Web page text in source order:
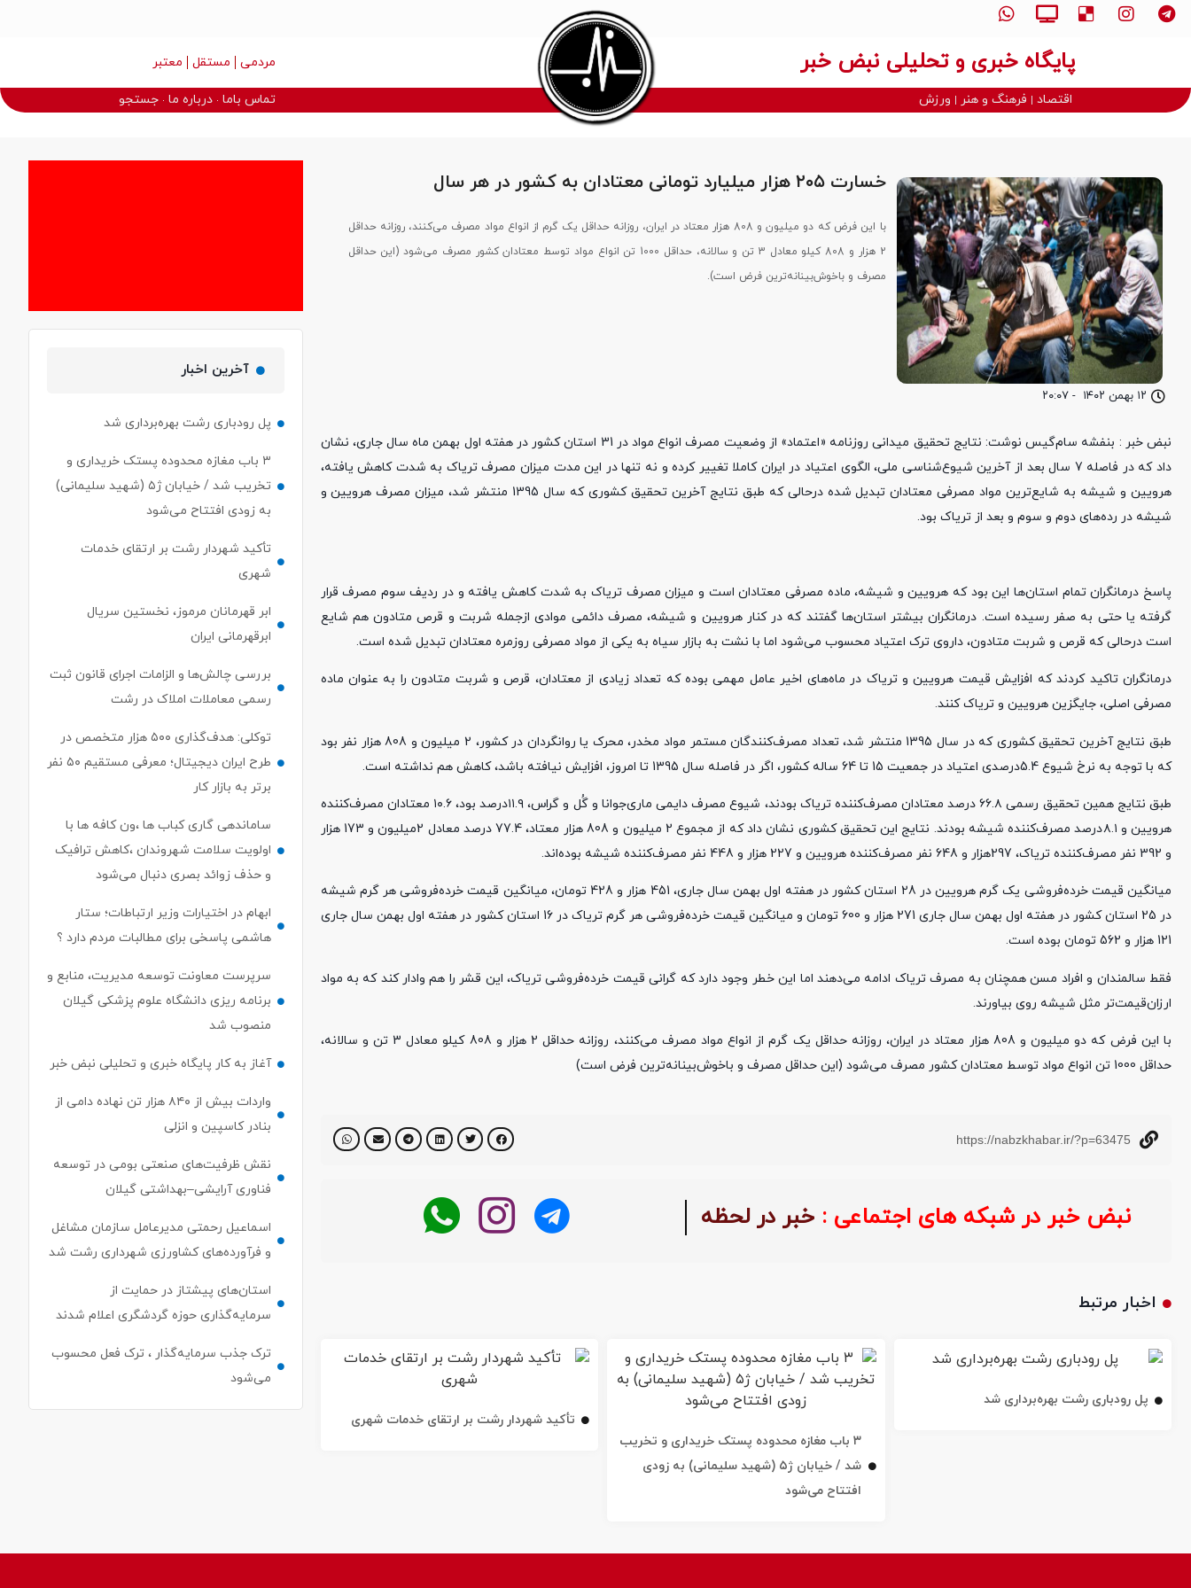
پایگاه خبری و تحلیلی نبض خبر مردمی مستقل معتبر
اقتصاد فرهنگ و هنر ورزش تماس باما درباره ما جستجو
۱۲ بهمن ۱۴۰۲ - ۲۰:۰۷
خسارت ۲۰۵ هزار میلیارد تومانی معتادان به کشور در هر سال
با این فرض که دو میلیون و 808 هزار معتاد در ایران، روزانه حداقل یک گرم از انواع مواد مصرف می‌کنند، روزانه حداقل
2 هزار و 808 کیلو معادل 3 تن و سالانه، حداقل 1000 تن انواع مواد توسط معتادان کشور مصرف می‌شود (این حداقل
مصرف و باخوش‌بینانه‌ترین فرض است).
نبض خبر : بنفشه سام‌گیس نوشت: نتایج تحقیق میدانی روزنامه «اعتماد» از وضعیت مصرف انواع مواد در 31 استان کشور در هفته اول بهمن ماه سال جاری، نشان
داد که در فاصله 7 سال بعد از آخرین شیوع‌شناسی ملی، الگوی اعتیاد در ایران کاملا تغییر کرده و نه تنها در این مدت میزان مصرف تریاک به ‌شدت کاهش یافته،
هرویین و شیشه به شایع‌ترین مواد مصرفی معتادان تبدیل شده درحالی که طبق نتایج آخرین تحقیق کشوری که سال 1395 منتشر شد، میزان مصرف هرویین و
شیشه در رده‌های دوم و سوم و بعد از تریاک بود.
پاسخ درمانگران تمام استان‌ها این بود که هرویین و شیشه، ماده مصرفی معتادان است و میزان مصرف تریاک به‌ شدت کاهش یافته و در ردیف سوم مصرف قرار
گرفته یا حتی به صفر رسیده است. درمانگران بیشتر استان‌ها گفتند که در کنار هرویین و شیشه، مصرف دائمی موادی ازجمله شربت و قرص متادون هم شایع
است درحالی که قرص و شربت متادون، داروی ترک اعتیاد محسوب می‌شود اما با نشت به بازار سیاه به یکی از مواد مصرفی روزمره معتادان تبدیل شده است.
درمانگران تاکید کردند که افزایش قیمت هرویین و تریاک در ماه‌های اخیر عامل مهمی بوده که تعداد زیادی از معتادان، قرص و شربت متادون را به عنوان ماده
مصرفی اصلی، جایگزین هرویین و تریاک کنند.
طبق نتایج آخرین تحقیق کشوری که در سال 1395 منتشر شد، تعداد مصرف‌کنندگان مستمر مواد مخدر، محرک یا روانگردان در کشور، 2 میلیون و 808 هزار نفر بود
که با توجه به نرخ شیوع 5.4درصدی اعتیاد در جمعیت 15 تا 64 ساله کشور، اگر در فاصله سال 1395 تا امروز، افزایش نیافته باشد، کاهش هم نداشته است.
طبق نتایج همین تحقیق رسمی ۶۶.۸ درصد معتادان مصرف‌کننده تریاک بودند، شیوع مصرف دایمی ماری‌جوانا و گُل و گراس، ۱۱.۹درصد بود، ۱۰.۶ معتادان مصرف‌کننده
هرویین و ۸.۱درصد مصرف‌کننده شیشه بودند. نتایج این تحقیق کشوری نشان داد که از مجموع 2 میلیون و 808 هزار معتاد، 77.4 درصد معادل 2میلیون و 173 هزار
و 392 نفر مصرف‌کننده تریاک، 297هزار و 648 نفر مصرف‌کننده هرویین و 227 هزار و 448 نفر مصرف‌کننده شیشه بوده‌اند.
میانگین قیمت خرده‌فروشی یک گرم هرویین در 28 استان کشور در هفته اول بهمن سال جاری، 451 هزار و 428 تومان، میانگین قیمت خرده‌فروشی هر گرم شیشه
در 25 استان کشور در هفته اول بهمن سال جاری 271 هزار و 600 تومان و میانگین قیمت خرده‌فروشی هر گرم تریاک در 16 استان کشور در هفته اول بهمن سال جاری
121 هزار و 562 تومان بوده است.
فقط سالمندان و افراد مسن همچنان به مصرف تریاک ادامه می‌دهند اما این خطر وجود دارد که گرانی قیمت خرده‌فروشی تریاک، این قشر را هم وادار کند که به مواد
ارزان‌قیمت‌تر مثل شیشه روی بیاورند.
با این فرض که دو میلیون و 808 هزار معتاد در ایران، روزانه حداقل یک گرم از انواع مواد مصرف می‌کنند، روزانه حداقل 2 هزار و 808 کیلو معادل 3 تن و سالانه،
حداقل 1000 تن انواع مواد توسط معتادان کشور مصرف می‌شود (این حداقل مصرف و باخوش‌بینانه‌ترین فرض است)
https://nabzkhabar.ir/?p=63475
نبض خبر در شبکه های اجتماعی : خبر در لحظه
اخبار مرتبط
پل رودباری رشت بهره‌برداری شد
۳ باب مغازه محدوده پستک خریداری و تخریب
شد / خیابان ژ۵ (شهید سلیمانی) به زودی
افتتاح می‌شود
تأکید شهردار رشت بر ارتقای خدمات شهری
آخرین اخبار
پل رودباری رشت بهره‌برداری شد
۳ باب مغازه محدوده پستک خریداری و
تخریب شد / خیابان ژ۵ (شهید سلیمانی)
به زودی افتتاح می‌شود
تأکید شهردار رشت بر ارتقای خدمات
شهری
ابر قهرمانان مرموز، نخستین سریال
ابرقهرمانی ایران
بررسی چالش‌ها و الزامات اجرای قانون ثبت
رسمی معاملات املاک در رشت
توکلی: هدف‌گذاری ۵۰۰ هزار متخصص در
طرح ایران دیجیتال؛ معرفی مستقیم ۵۰ نفر
برتر به بازار کار
ساماندهی گاری کباب ها ،ون کافه ها با
اولویت سلامت شهروندان ،کاهش ترافیک
و حذف زوائد بصری دنبال می‌شود
ابهام در اختیارات وزیر ارتباطات؛ ستار
هاشمی پاسخی برای مطالبات مردم دارد ؟
سرپرست معاونت توسعه مدیریت، منابع و
برنامه ریزی دانشگاه علوم پزشکی گیلان
منصوب شد
آغاز به کار پایگاه خبری و تحلیلی نبض خبر
واردات بیش از ۸۴۰ هزار تن نهاده دامی از
بنادر كاسپین و انزلی
نقش ظرفیت‌های صنعتی بومی در توسعه
فناوری آرایشی–بهداشتی گیلان
اسماعیل رحمتی مدیرعامل سازمان مشاغل
و فرآورده‌های کشاورزی شهرداری رشت شد
استان‌های پیشتاز در حمایت از
سرمایه‌گذاری حوزه گردشگری اعلام شدند
ترک جذب سرمایه‌گذار ، ترک فعل محسوب
می‌شود